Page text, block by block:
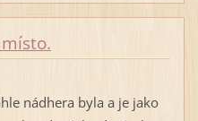
nádhera byla a je jako